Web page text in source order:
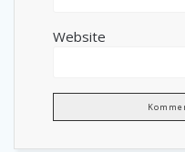
Website